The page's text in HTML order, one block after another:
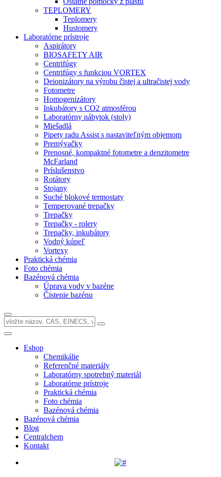
TEPLOMERY
Teplomery
Hustomery
Laboratórne prístroje
Aspirátory
BIOSAFETY AIR
Centrifúgy
Centrifúgy s funkciou VORTEX
Deionizátory na výrobu čistej a ultračistej vody
Fotometre
Homogenizátory
Inkubátory s CO2 atmosférou
Laboratórny nábytok (stoly)
Miešadlá
Pipety radu Assist s nastaviteľným objemom
Premývačky
Prenosné, kompaktné fotometre a denzitometre
McFarland
Príslušenstvo
Rotátory
Stojany
Suché blokové termostaty
Temperované trepačky
Trepačky
Trepačky - rolery
Trepačky, inkubátory
Vodný kúpeľ
Vortexy
Praktická chémia
Foto chémia
Bazénová chémia
Úprava vody v bazéne
Čistenie bazénu
Eshop
Chemikálie
Referenčné materiály
Laboratórny spotrebný materiál
Laboratórne prístroje
Praktická chémia
Foto chémia
Bazénová chémia
Bazénová chémia
Blog
Centralchem
Kontakt